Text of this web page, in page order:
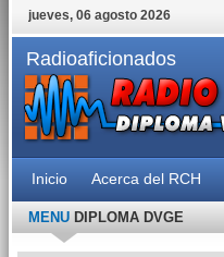
jueves, 06 agosto 2026
Radioaficionados
Inicio Acerca del RCH
MENUDIPLOMA DVGE